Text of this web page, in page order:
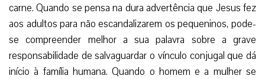
carne. Quando se pensa na dura advertência que Jesus fez
aos adultos para não escandalizarem os pequeninos, pode-
se compreender melhor a sua palavra sobre a grave
responsabilidade de salvaguardar o vínculo conjugal que dá
início à família humana. Quando o homem e a mulher se